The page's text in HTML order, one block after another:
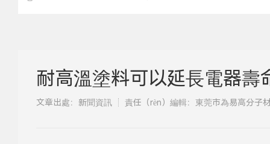
耐高溫塗料可以延長電器壽
文章出處：新聞資訊 責任（rèn）編輯：東莞市為易高分子